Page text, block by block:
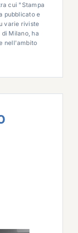
cui "Stampa
pubblicato e
varie riviste
Milano, ha
nell'ambito